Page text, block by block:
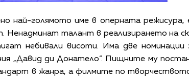
най-голямото име в оперната режисура,
Ненадминат талант в реализирането на
небивали висоти. Има две номинации
„Давид ди Донатело“. Пищните му
в жанра, а филмите по